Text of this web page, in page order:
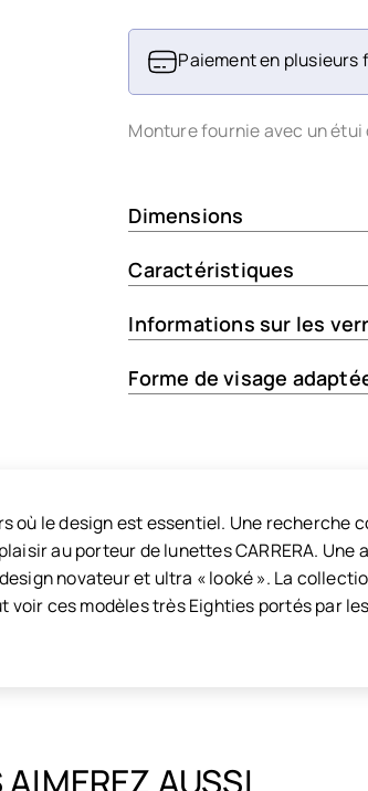
Paiement en plusieurs
Monture fournie avec un étui
Dimensions
Caractéristiques
Informations sur les
Forme de visage
où le design est essentiel. Une
au porteur de lunettes CARRERA.
novateur et ultra « looké ». La
ces modèles très Eighties portés par
AIMEREZ AUSSI